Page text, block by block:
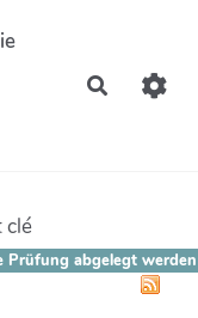
clé
abgelegt